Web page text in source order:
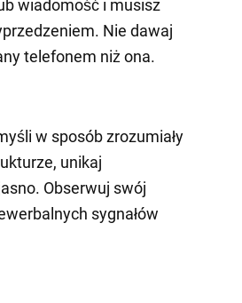
wiadomość i musisz
Nie dawaj
telefonem niż ona.
w sposób zrozumiały
unikaj
Obserwuj swój
sygnałów